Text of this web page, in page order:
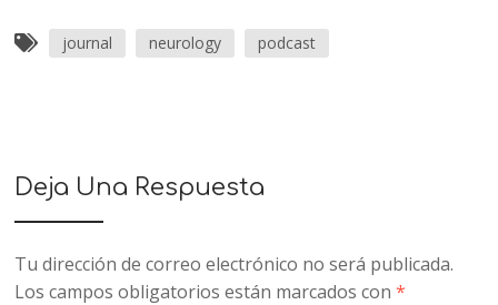
journal neurology podcast
Deja Una Respuesta
Tu dirección de correo electrónico no será publicada.
Los campos obligatorios están marcados con*